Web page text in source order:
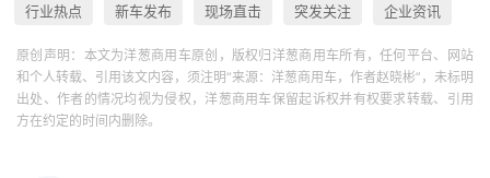
行业热点 新车发布 现场直击 突发关注 企业资讯
原创声明：本文为洋葱商用车原创，版权归洋葱商用车所有，任何平台、网站
和个人转载、引用该文内容，须注明“来源：洋葱商用车，作者赵晓彬”，未标明
出处、作者的情况均视为侵权，洋葱商用车保留起诉权并有权要求转载、引用
方在约定的时间内删除。